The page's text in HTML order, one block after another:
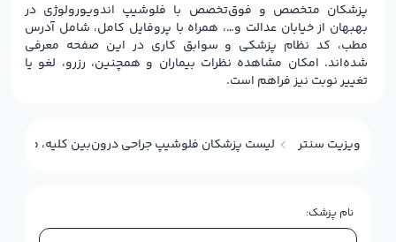
پزشکان متخصص و فوق‌تخصص با فلوشیپ اندویورولوژی در
بهبهان از خیابان عدالت و…، همراه با پروفایل کامل، شامل آدرس
مطب، کد نظام پزشکی و سوابق کاری در این صفحه معرفی
شده‌اند. امکان مشاهده نظرات بیماران و همچنین، رزرو، لغو یا
تغییر نوبت نیز فراهم است.
ویزیت سنتر لیست پزشکان فلوشیپ جراحی درون‌بین کلیه، مجاری
نام پزشک: